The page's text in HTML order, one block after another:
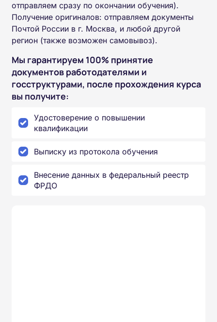
отправляем сразу по окончании обучения).
Получение оригиналов: отправляем документы
Почтой России в г. Москва, и любой другой
регион (также возможен самовывоз).
Мы гарантируем 100% принятие
документов работодателями и
госструктурами, после прохождения курса
вы получите:
Удостоверение о повышении
квалификации
Выписку из протокола обучения
Внесение данных в федеральный реестр
ФРДО